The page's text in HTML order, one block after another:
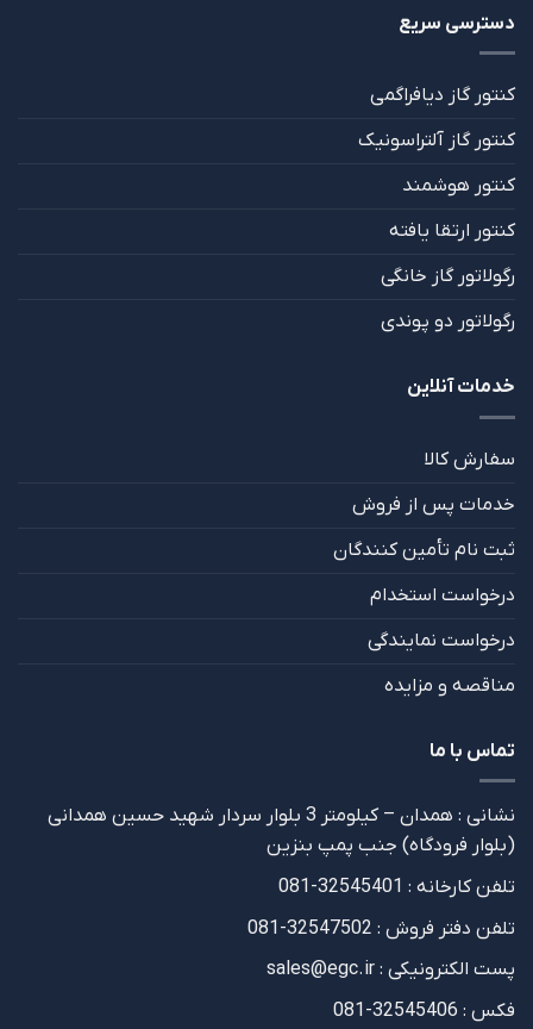
دسترسی سریع
کنتور گاز دیافراگمی
کنتور گاز آلتراسونیک
کنتور هوشمند
کنتور ارتقا یافته
رگولاتور گاز خانگی
رگولاتور دو پوندی
خدمات آنلاین
سفارش کالا
خدمات پس از فروش
ثبت نام تأمین کنندگان
درخواست استخدام
درخواست نمایندگی
مناقصه و مزایده
تماس با ما
نشانی : همدان – کیلومتر 3 بلوار سردار شهید حسین همدانی
(بلوار فرودگاه) جنب پمپ بنزین
تلفن کارخانه : 32545401-081
تلفن دفتر فروش : 32547502-081
پست الکترونیکی : sales@egc.ir
فکس : 32545406-081